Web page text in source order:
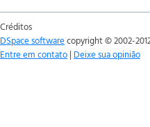
Créditos
DSpace softwarecopyright © 2002-
Entre em contato | Deixe sua opinião